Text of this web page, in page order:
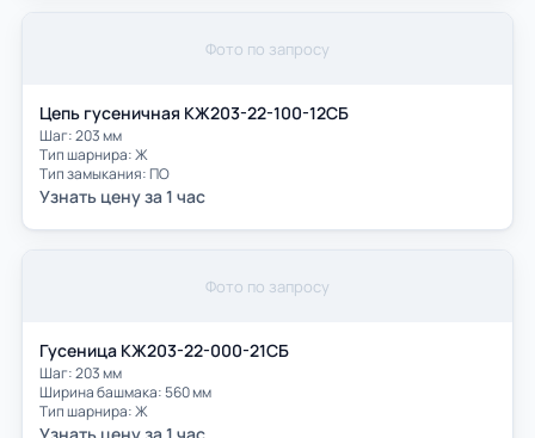
Фото по запросу
Цепь гусеничная КЖ203-22-100-12СБ
Шаг: 203 мм
Тип шарнира: Ж
Тип замыкания: ПО
Узнать цену за 1 час
Фото по запросу
Гусеница КЖ203-22-000-21СБ
Шаг: 203 мм
Ширина башмака: 560 мм
Тип шарнира: Ж